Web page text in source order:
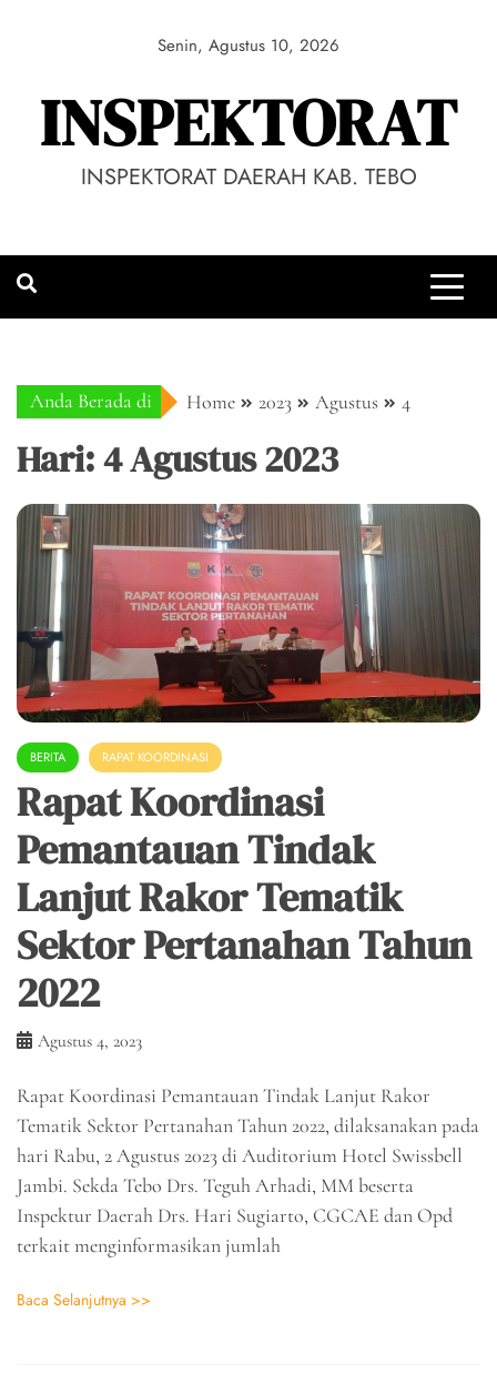
Senin, Agustus 10, 2026
INSPEKTORAT
INSPEKTORAT DAERAH KAB. TEBO
Anda Berada di Home 2023 Agustus 4
Hari:4 Agustus 2023
BERITA RAPAT KOORDINASI
Rapat Koordinasi
Pemantauan Tindak
Lanjut Rakor Tematik
Sektor Pertanahan Tahun
2022
Agustus 4, 2023
Rapat Koordinasi Pemantauan Tindak Lanjut Rakor
Tematik Sektor Pertanahan Tahun 2022, dilaksanakan pada
hari Rabu, 2 Agustus 2023 di Auditorium Hotel Swissbell
Jambi. Sekda Tebo Drs. Teguh Arhadi, MM beserta
Inspektur Daerah Drs. Hari Sugiarto, CGCAE dan Opd
terkait menginformasikan jumlah
Baca Selanjutnya >>